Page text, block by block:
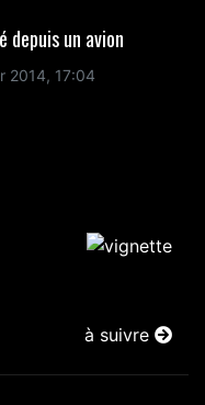
depuis un avion
2014, 17:04
à suivre